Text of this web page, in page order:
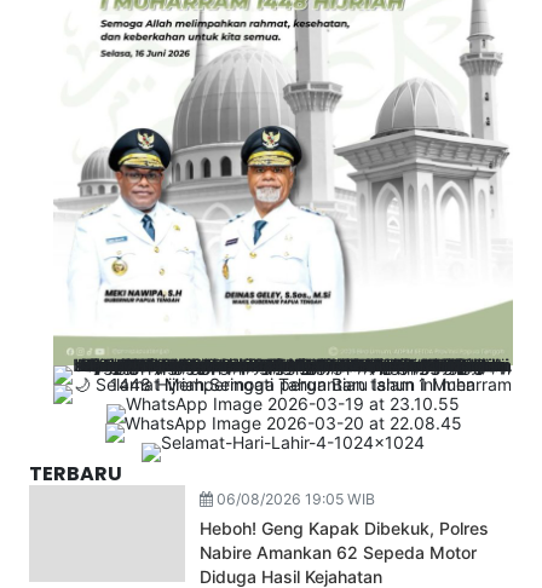
TERBARU
06/08/2026 19:05 WIB
Heboh! Geng Kapak Dibekuk, Polres
Nabire Amankan 62 Sepeda Motor
Diduga Hasil Kejahatan